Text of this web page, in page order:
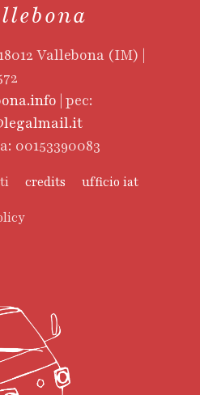
Vallebona (IM) |
| pec:
00153390083
credits ufficio iat